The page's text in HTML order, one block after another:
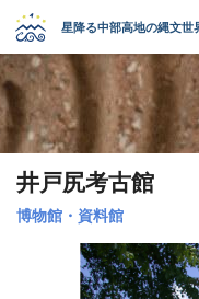
星降る中部高地の縄文世
井戸尻考古館
博物館・資料館